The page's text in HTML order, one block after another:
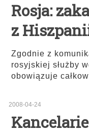
Rosja:
z
Zgodnie z
rosyjskiej służby
obowiązuje
2008-04-24